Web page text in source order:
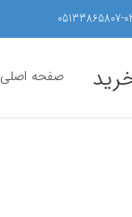
05133865807-
صفحه اصلی